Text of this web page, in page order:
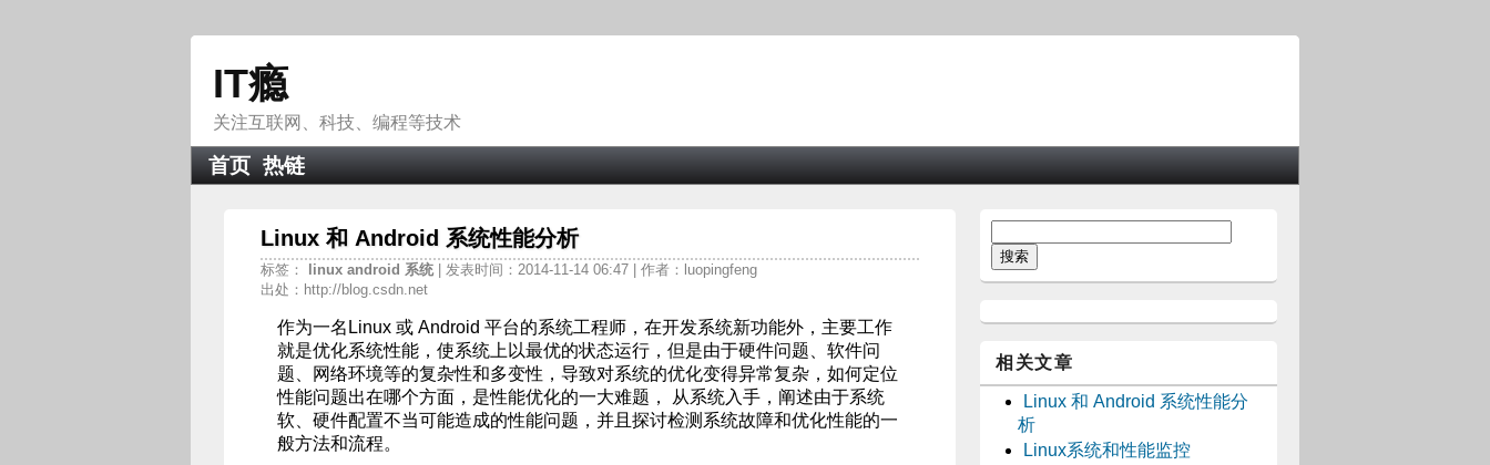
IT瘾
关注互联网、科技、编程等技术
首页 热链
Linux 和 Android 系统性能分析
标签： linux android 系统
| 发表时间：2014-11-14 06:47 | 作者：luopingfeng
出处：http://blog.csdn.net
作为一名Linux 或 Android 平台的系统工程师，在开发系统新功能外，主要工作
就是优化系统性能，使系统上以最优的状态运行，但是由于硬件问题、软件问
题、网络环境等的复杂性和多变性，导致对系统的优化变得异常复杂，如何定位
性能问题出在哪个方面，是性能优化的一大难题， 从系统入手，阐述由于系统
软、硬件配置不当可能造成的性能问题，并且探讨检测系统故障和优化性能的一
般方法和流程。
相关文章
Linux 和 Android 系统性能分
析
Linux系统和性能监控